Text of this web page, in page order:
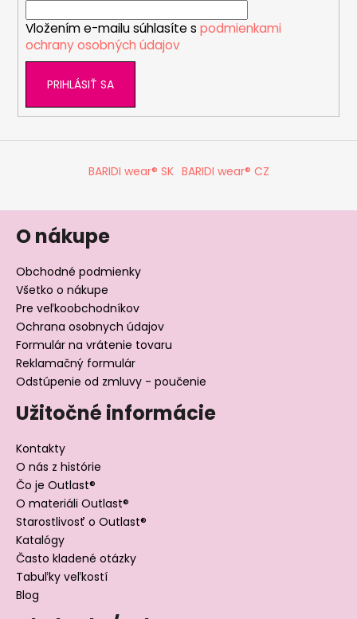
Vložením e-mailu súhlasíte s podmienkami
ochrany osobných údajov
PRIHLÁSIŤ SA
BARIDI wear® SK BARIDI wear® CZ
O nákupe
Obchodné podmienky
Všetko o nákupe
Pre veľkoobchodníkov
Ochrana osobnych údajov
Formulár na vrátenie tovaru
Reklamačný formulár
Odstúpenie od zmluvy - poučenie
Užitočné informácie
Kontakty
O nás z histórie
Čo je Outlast®
O materiáli Outlast®
Starostlivosť o Outlast®
Katalógy
Často kladené otázky
Tabuľky veľkostí
Blog